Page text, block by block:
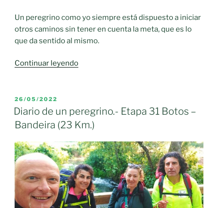
Un peregrino como yo siempre está dispuesto a iniciar
otros caminos sin tener en cuenta la meta, que es lo
que da sentido al mismo.
Continuar leyendo«Diario
Etapa
32
Bandeira
–
Outeiro
(18
Km.)»
PUBLICADO
EL
26/05/2022
Diario de un peregrino.- Etapa 31 Botos –
Bandeira (23 Km.)